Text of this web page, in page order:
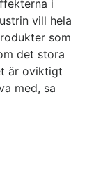
i
vill hela
som
det stora
är oviktigt
med, sa